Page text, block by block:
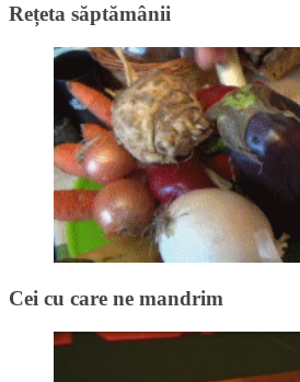
Rețeta săptămânii
Cei cu care ne mandrim